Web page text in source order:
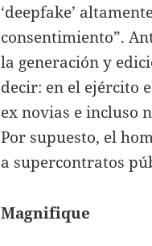
‘deepfake’
consentimiento”.
la generación y
decir: en el ejército
ex novias e incluso
Por supuesto, el
a supercontratos
Magnifique